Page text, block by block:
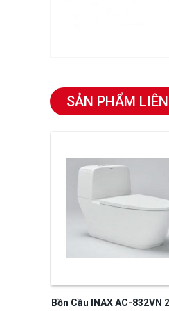
SẢN PHẨM
Bồn Cầu INAX AC-832VN